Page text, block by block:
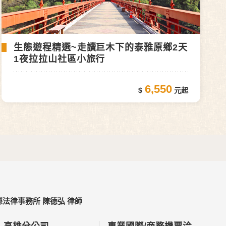
生態遊程精選~走讀巨木下的泰雅原鄉2天
1夜拉拉山社區小旅行
6,550
律事務所 陳德弘 律師